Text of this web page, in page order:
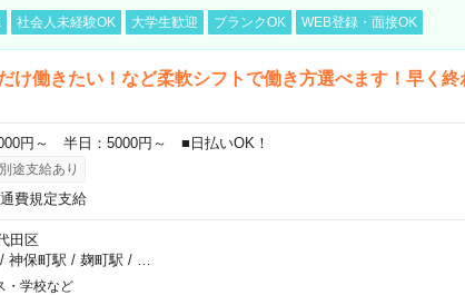
社会人未経験OK 大学生歓迎 ブランクOK WEB登録・面接OK
け働きたい！など柔軟シフトで働き方選べます！早く
円～ 半日：5000円～ ■日払いOK！
途支給あり
費規定支給
田区
/ 神保町駅 / 麹町駅 /
・学校など